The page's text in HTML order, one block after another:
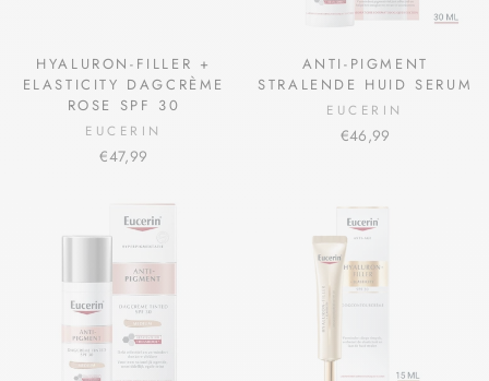
HYALURON-FILLER +
ELASTICITY DAGCRÈME
ROSE SPF 30
EUCERIN
€47,99
ANTI-PIGMENT
STRALENDE HUID SERUM
EUCERIN
€46,99